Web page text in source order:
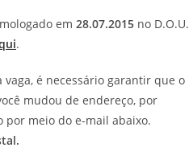
em 28.07.2015 no D.O.U.
.
vaga, é necessário garantir que o
mudou de endereço, por
por meio do e-mail abaixo.